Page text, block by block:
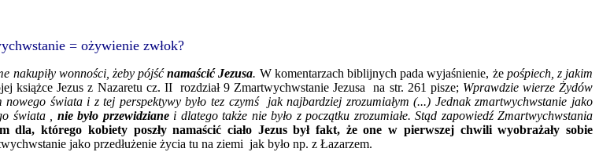
= ożywienie zwłok?
nakupiły wonności, żeby pójśćnamaścić Jezusa. W komentarzach biblijnych pada wyjaśnienie, żepośpiech, z jakim
książce Jezus z Nazaretu cz. II rozdział 9 Zmartwychwstanie Jezusa na str. 261 pisze; Wprawdzie wierze Żydów
świata i z tej perspektywy było tez czymś jak najbardziej zrozumiałym (...) Jednak zmartwychwstanie jako
świata , nie było przewidziane i dlatego także nie było z początku zrozumiałe. Stąd zapowiedź Zmartwychwstania
dla, którego kobiety poszły namaścić ciało Jezus był fakt, że one w pierwszej chwili wyobrażały sobie
jako przedłużenie życia tu na ziemi jak było np. z Łazarzem.